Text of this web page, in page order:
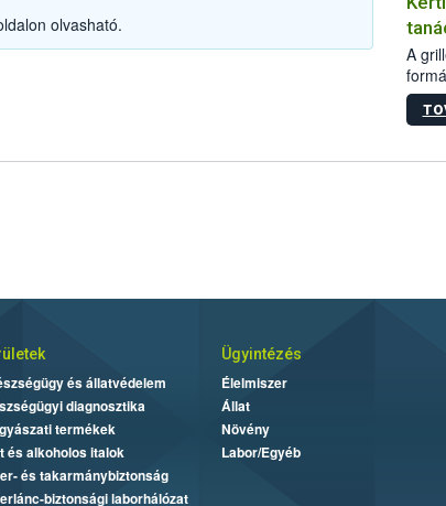
olvasható.
A
a
és állatvédelem
diagnosztika
termékek
és alkoholos italok
és takarmánybiztonság
biztonsági laborhálózat
Ügyintézés
Élelmiszer
Állat
Növény
Labor/Egyéb